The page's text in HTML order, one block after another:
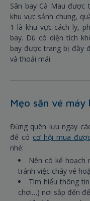
Sân bay Cà Mau
khu vực sảnh chung,
1 là khu vực cách ly,
bay. Dù có diện tích
bay được trang bị đầy
và thoải mái.
Mẹo săn vé
Đừng quên lưu ngay
để có cơ hội mua
nhé:
Nên có kế hoạch
tránh việc cháy vé
Tìm hiểu thông
chơi…) nơi sắp đến